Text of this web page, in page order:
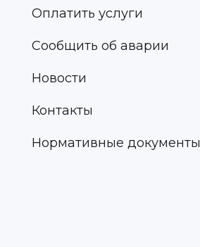
Оплатить услуги
Сообщить об аварии
Новости
Контакты
Нормативные документы